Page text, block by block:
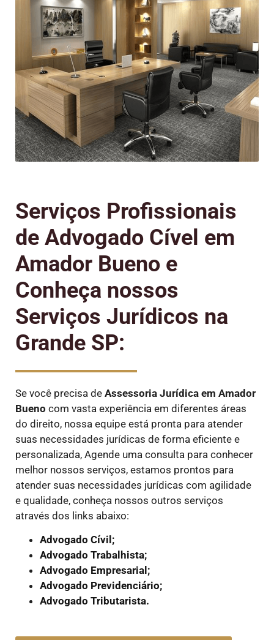
Serviços Profissionais
de Advogado Cível em
Amador Bueno e
Conheça nossos
Serviços Jurídicos na
Grande SP:
Se você precisa de Assessoria Jurídica em Amador
Bueno com vasta experiência em diferentes áreas
do direito, nossa equipe está pronta para atender
suas necessidades jurídicas de forma eficiente e
personalizada, Agende uma consulta para conhecer
melhor nossos serviços, estamos prontos para
atender suas necessidades jurídicas com agilidade
e qualidade, conheça nossos outros serviços
através dos links abaixo:
Advogado Cívil;
Advogado Trabalhista;
Advogado Empresarial;
Advogado Previdenciário;
Advogado Tributarista.